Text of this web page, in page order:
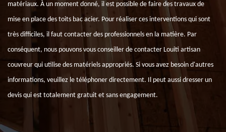
matériaux. À un moment donné, il est possible de faire des travaux de
mise en place des toits bac acier. Pour réaliser ces interventions qui sont
très difficiles, il faut contacter des professionnels en la matière. Par
conséquent, nous pouvons vous conseiller de contacter Louiti artisan
couvreur qui utilise des matériels appropriés. Si vous avez besoin d'autres
informations, veuillez le téléphoner directement. Il peut aussi dresser un
devis qui est totalement gratuit et sans engagement.